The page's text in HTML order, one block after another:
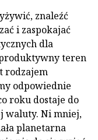
znaleźć
i zaspokajać
dla
teren
rodzajem
odpowiednie
roku dostaje do
waluty. Ni mniej,
planetarna